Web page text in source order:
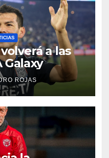
a las
Galaxy
ROJAS